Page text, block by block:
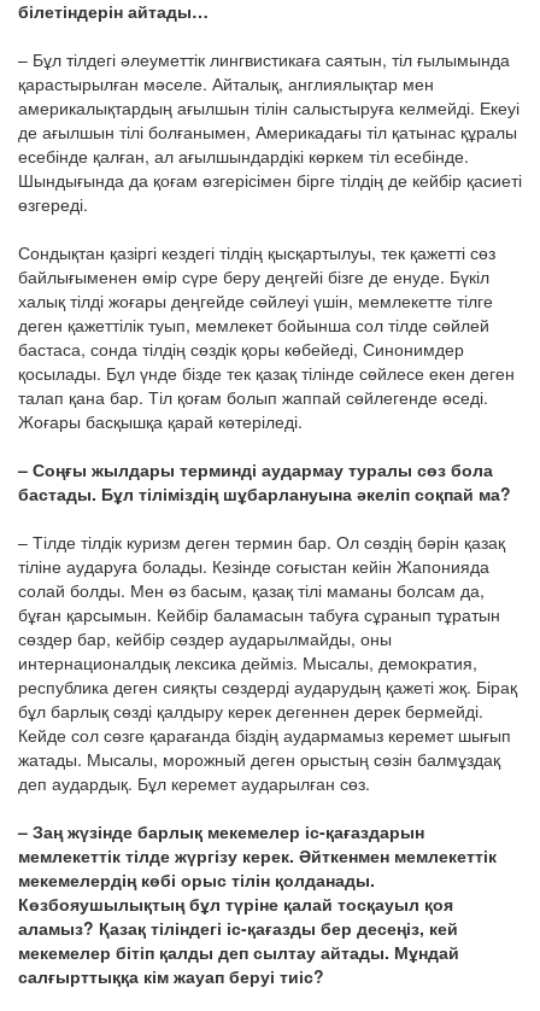
білетіндерін айтады…
– Бұл тілдегі әлеуметтік лингвистикаға саятын, тіл ғылымында
қарастырылған мәселе. Айталық, англиялықтар мен
америкалықтардың ағылшын тілін салыстыруға келмейді. Екеуі
де ағылшын тілі болғанымен, Америкадағы тіл қатынас құралы
есебінде қалған, ал ағылшындардікі көркем тіл есебінде.
Шындығында да қоғам өзгерісімен бірге тілдің де кейбір қасиеті
өзгереді.
Сондықтан қазіргі кездегі тілдің қысқартылуы, тек қажетті сөз
байлығыменен өмір сүре беру деңгейі бізге де енуде. Бүкіл
халық тілді жоғары деңгейде сөйлеуі үшін, мемлекетте тілге
деген қажеттілік туып, мемлекет бойынша сол тілде сөйлей
бастаса, сонда тілдің сөздік қоры көбейеді, Синонимдер
қосылады. Бұл үнде бізде тек қазақ тілінде сөйлесе екен деген
талап қана бар. Тіл қоғам болып жаппай сөйлегенде өседі.
Жоғары басқышқа қарай көтеріледі.
– Соңғы жылдары терминді аудармау туралы сөз бола
бастады. Бұл тіліміздің шұбарлануына әкеліп соқпай ма?
– Тілде тілдік куризм деген термин бар. Ол сөздің бәрін қазақ
тіліне аударуға болады. Кезінде соғыстан кейін Жапонияда
солай болды. Мен өз басым, қазақ тілі маманы болсам да,
бұған қарсымын. Кейбір баламасын табуға сұранып тұратын
сөздер бар, кейбір сөздер аударылмайды, оны
интернационалдық лексика дейміз. Мысалы, демократия,
республика деген сияқты сөздерді аударудың қажеті жоқ. Бірақ
бұл барлық сөзді қалдыру керек дегеннен дерек бермейді.
Кейде сол сөзге қарағанда біздің аудармамыз керемет шығып
жатады. Мысалы, морожный деген орыстың сөзін балмұздақ
деп аудардық. Бұл керемет аударылған сөз.
– Заң жүзінде барлық мекемелер іс-қағаздарын
мемлекеттік тілде жүргізу керек. Әйткенмен мемлекеттік
мекемелердің көбі орыс тілін қолданады.
Көзбояушылықтың бұл түріне қалай тосқауыл қоя
аламыз? Қазақ тіліндегі іс-қағазды бер десеңіз, кей
мекемелер бітіп қалды деп сылтау айтады. Мұндай
салғырттыққа кім жауап беруі тиіс?